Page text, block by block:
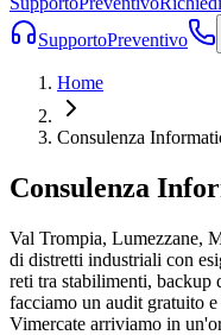
SupportoPreventivo
Home
Consulenza
Consulenza
Val Trompia, Lumezzane,
di distretti industriali con
reti tra stabilimenti, backup
facciamo un audit gratuito
Vimercate arriviamo in